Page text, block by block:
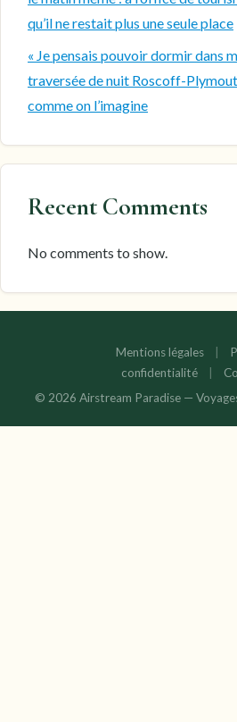
qu’il ne restait plus une seule place
« Je pensais pouvoir dormir dans
traversée de nuit Roscoff-
comme on l’imagine
Recent Comments
No comments to show.
Mentions légales
confidentialité
© 2026 Airstream Paradise —